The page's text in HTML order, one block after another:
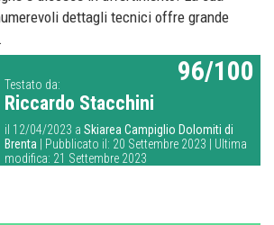
dettagli tecnici offre grande
Testato da:
Riccardo Stacchini
il 12/04/2023 a Skiarea Campiglio Dolomiti di
Brenta | Pubblicato il: 20 Settembre 2023 | Ultima
modifica: 21 Settembre 2023
96/100